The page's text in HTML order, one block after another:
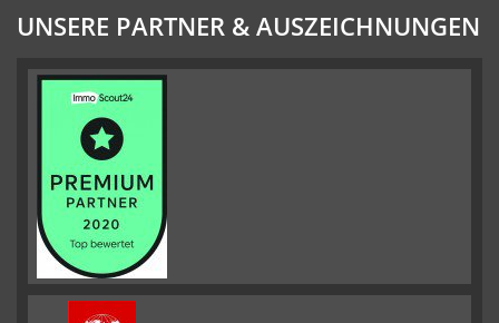
UNSERE PARTNER & AUSZEICHNUNGEN